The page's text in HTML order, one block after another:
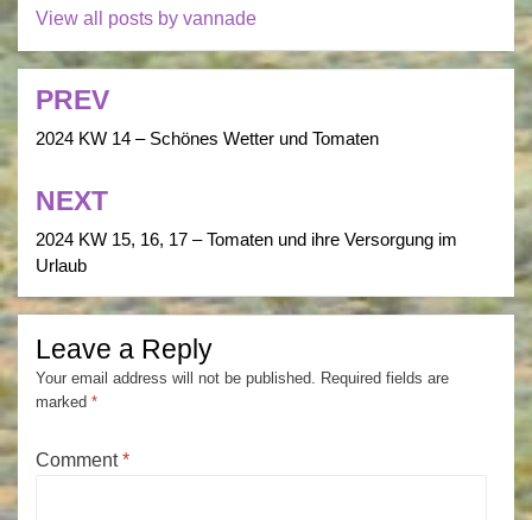
View all posts by vannade
Post
navigation
PREV
2024 KW 14 – Schönes Wetter und Tomaten
NEXT
2024 KW 15, 16, 17 – Tomaten und ihre Versorgung im
Urlaub
Leave a Reply
Your email address will not be published. Required fields are
marked *
Comment*